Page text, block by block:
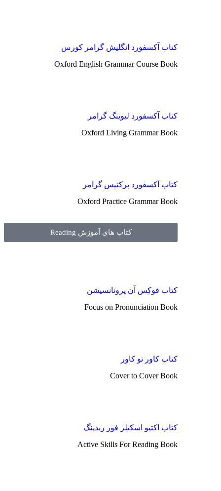
کتاب آکسفورد انگلیش گرامر کورس
Oxford English Grammar Course Book
کتاب آکسفورد لیوینگ گرامر
Oxford Living Grammar Book
کتاب آکسفورد پرکتیس گرامر
Oxford Practice Grammar Book
کتاب های آموزش Reading
کتاب فوکِس آن پرونانسیشن
Focus on Pronunciation Book
کتاب کاور تو کاور
Cover to Cover Book
کتاب اکتیو اسکیلز فور ریدینگ
Active Skills For Reading Book